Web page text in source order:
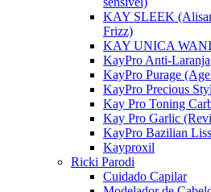
KAY SLEEK
Frizz)
KAY UNICA
KayPro Anti-Laranja
KayPro Purage
KayPro Precious
Kay Pro Toning
Kay Pro Garlic
KayPro Bazilian
Kayproxil
Ricki Parodi
Cuidado Capilar